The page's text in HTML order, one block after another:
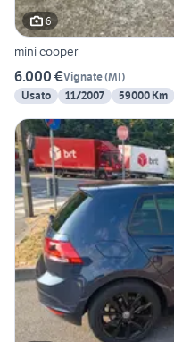
6
mini cooper
6.000 €Vignate(MI)
Usato
11/2007 59000 Km